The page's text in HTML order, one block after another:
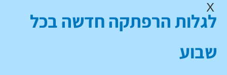
X
לגלות הרפתקה חדשה בכל
שבוע